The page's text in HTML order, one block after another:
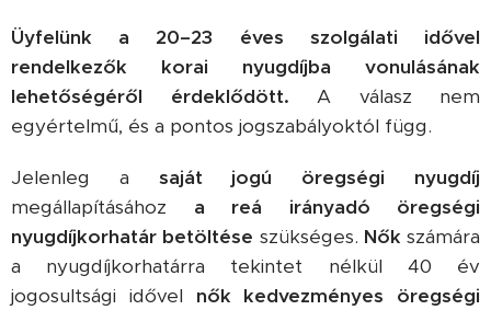
Üyfelünk a 20–23 éves szolgálati idővel
rendelkezők korai nyugdíjba vonulásának
lehetőségéről érdeklődött. A válasz nem
egyértelmű, és a pontos jogszabályoktól függ.
Jelenleg a saját jogú öregségi nyugdíj
megállapításához a reá irányadó öregségi
nyugdíjkorhatár betöltése szükséges. Nők számára
a nyugdíjkorhatárra tekintet nélkül 40 év
jogosultsági idővel nők kedvezményes öregségi